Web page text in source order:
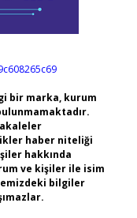
bir marka, kurum
haber niteliği
hakkında
ve kişiler ile isim
bilgiler